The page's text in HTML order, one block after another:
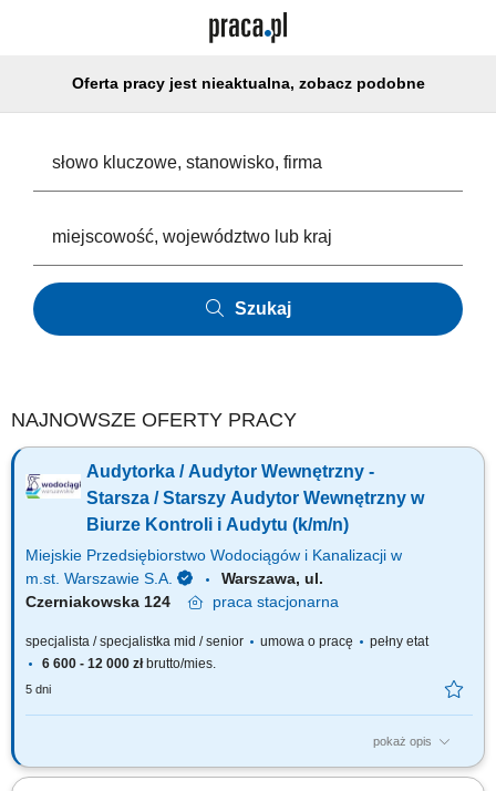
Oferta pracy jest nieaktualna, zobacz podobne
Szukaj
NAJNOWSZE OFERTY PRACY
Audytorka / Audytor Wewnętrzny -
Starsza / Starszy Audytor Wewnętrzny w
Biurze Kontroli i Audytu (k/m/n)
Miejskie Przedsiębiorstwo Wodociągów i Kanalizacji w
m.st. Warszawie S.A.
Warszawa, ul.
Czerniakowska 124
praca stacjonarna
specjalista / specjalistka mid / senior umowa o pracę
pełny etat
6 600 - 12 000 złbrutto/mies.
5 dni
pokaż opis
Jakie będą Twoje obowiązki? realizacja zadań kontrolnych we wszystkich